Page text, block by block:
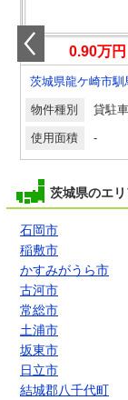
0.90万円
茨城県龍ケ崎市馴
物件種別 貸駐
使用面積 -
茨城県のエ
石岡市
稲敷市
かすみがうら市
古河市
常総市
土浦市
坂東市
日立市
結城郡八千代町